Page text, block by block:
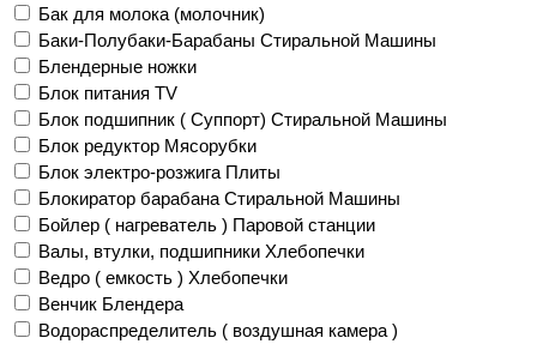
Бак для молока (молочник)
Баки-Полубаки-Барабаны Стиральной Машины
Блендерные ножки
Блок питания TV
Блок подшипник ( Суппорт) Стиральной Машины
Блок редуктор Мясорубки
Блок электро-розжига Плиты
Блокиратор барабана Стиральной Машины
Бойлер ( нагреватель ) Паровой станции
Валы, втулки, подшипники Хлебопечки
Ведро ( емкость ) Хлебопечки
Венчик Блендера
Водораспределитель ( воздушная камера )